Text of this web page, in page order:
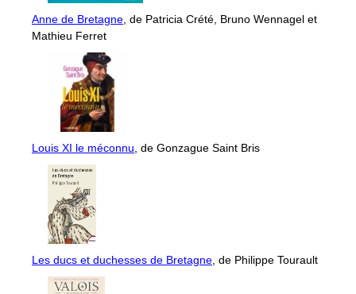
Anne de Bretagne, de Patricia Crété, Bruno Wennagel et
Mathieu Ferret
Louis XI le méconnu, de Gonzague Saint Bris
Les ducs et duchesses de Bretagne, de Philippe Tourault